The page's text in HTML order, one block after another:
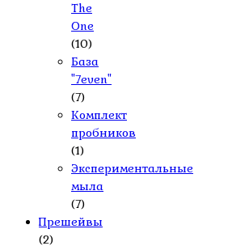
The
One
(10)
База
"7even"
(7)
Комплект
пробников
(1)
Экспериментальные
мыла
(7)
Прешейвы
(2)